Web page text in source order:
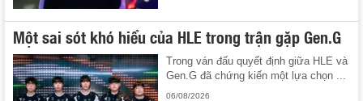
Một sai sót khó hiểu của HLE trong trận gặp Gen.G
Trong ván đấu quyết định giữa HLE và
Gen.G đã chứng kiến một lựa chọn ...
06/08/2026